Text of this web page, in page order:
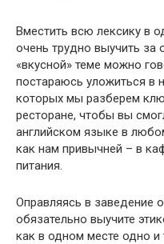
Вместить всю лексику в
очень трудно выучить за
«вкусной» теме можно
постараюсь уложиться в
которых мы разберем
ресторане, чтобы вы
английском языке в
как нам привычней – в
питания.
Оправляясь в заведение
обязательно выучите
как в одном месте одно